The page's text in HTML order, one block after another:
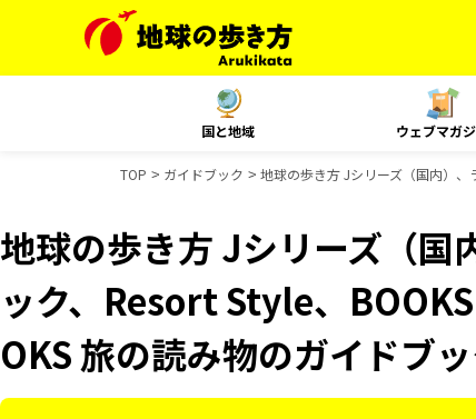
国と地域 ウェブマガ
TOP ガイドブック 地球の歩き方 Jシリーズ（国内）
地球の歩き方 Jシリーズ（国
ック、Resort Style、
OKS 旅の読み物のガイドブ